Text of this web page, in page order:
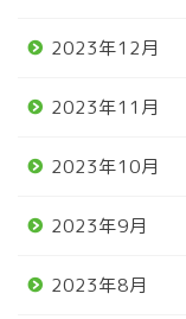
2023年12月
2023年11月
2023年10月
2023年9月
2023年8月